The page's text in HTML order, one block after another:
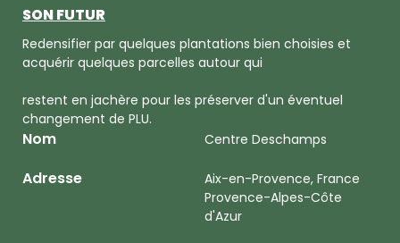
SON FUTUR
Redensifier par quelques plantations bien choisies et
acquérir quelques parcelles autour qui
restent en jachère pour les préserver d'un éventuel
changement de PLU.
Nom Centre Deschamps
Adresse
Aix-en-Provence, France
Provence-Alpes-Côte
d'Azur